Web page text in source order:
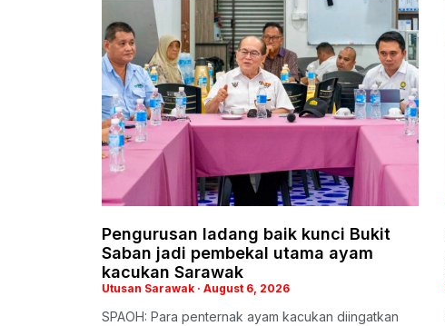
Pengurusan ladang baik kunci Bukit
Saban jadi pembekal utama ayam
kacukan Sarawak
Utusan Sarawak August 6, 2026
SPAOH: Para penternak ayam kacukan diingatkan